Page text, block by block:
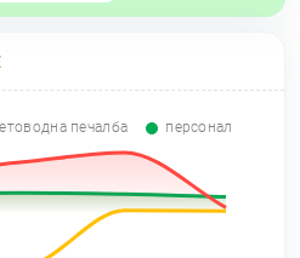
печалба персонал